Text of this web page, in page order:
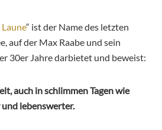
“ ist der Name des letzten
auf der Max Raabe und sein
30er Jahre darbietet und beweist:
auch in schlimmen Tagen wie
lebenswerter.